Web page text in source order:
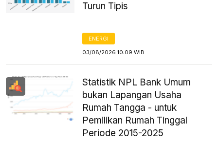
Turun Tipis
ENERGI
03/08/2026 10:09 WIB
Statistik NPL Bank Umum
bukan Lapangan Usaha
Rumah Tangga - untuk
Pemilikan Rumah Tinggal
Periode 2015-2025